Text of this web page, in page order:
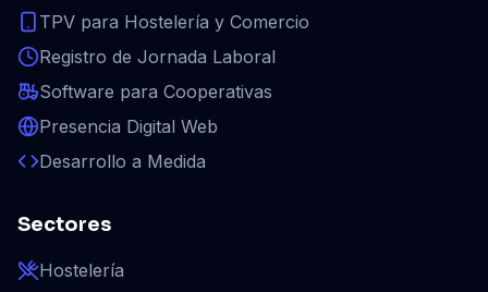
TPV para Hostelería y Comercio
Registro de Jornada Laboral
Software para Cooperativas
Presencia Digital Web
Desarrollo a Medida
Sectores
Hostelería